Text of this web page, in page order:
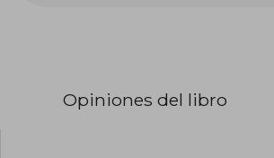
Opiniones del libro